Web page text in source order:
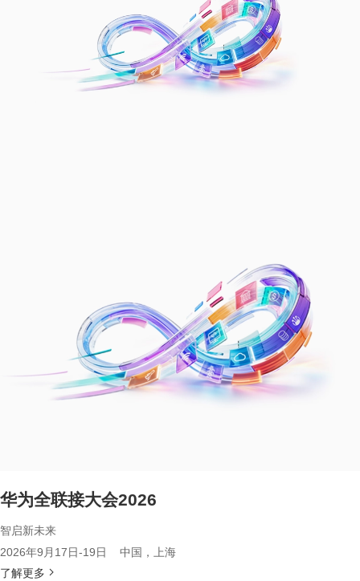
华为全联接大会2026
智启新未来
2026年9月17日-19日 中国，上海
了解更多